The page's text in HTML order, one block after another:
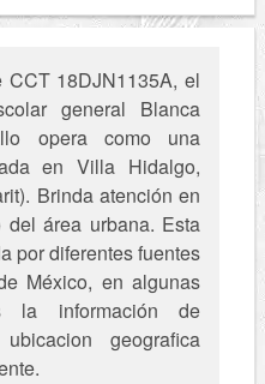
18DJN1135A, el
general Blanca
opera como una
en Villa Hidalgo,
Brinda atención en
del área urbana. Esta
por diferentes fuentes
México, en algunas
la información de
geografica